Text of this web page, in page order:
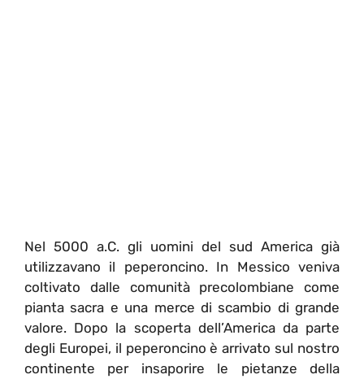
Nel 5000 a.C. gli uomini del sud America già
utilizzavano il peperoncino. In Messico veniva
coltivato dalle comunità precolombiane come
pianta sacra e una merce di scambio di grande
valore. Dopo la scoperta dell’America da parte
degli Europei, il peperoncino è arrivato sul nostro
continente per insaporire le pietanze della